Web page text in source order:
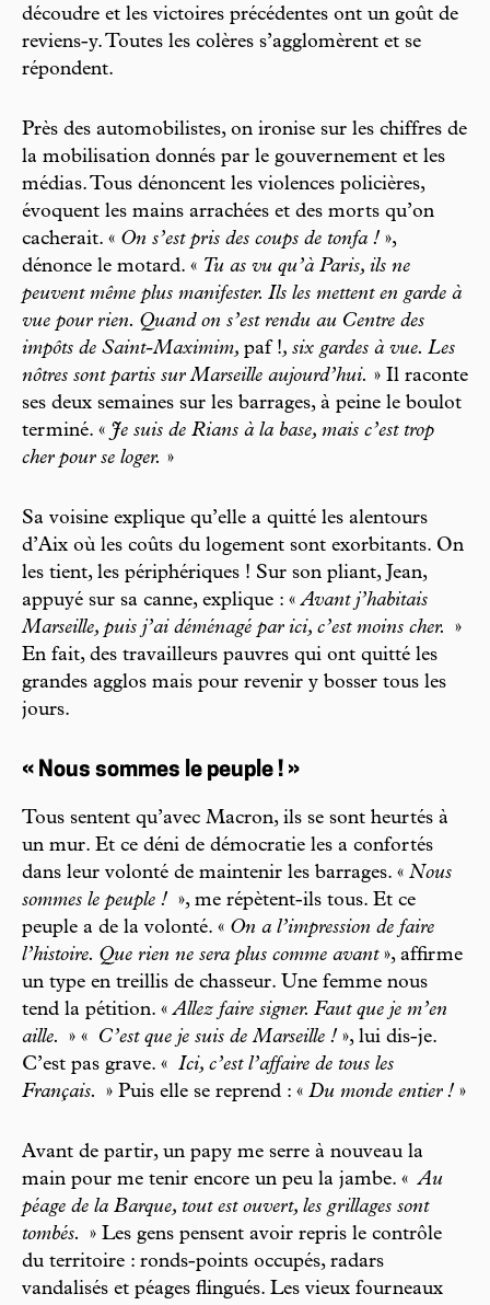
découdre et les victoires précédentes ont un goût de
reviens-y. Toutes les colères s’agglomèrent et se
répondent.
Près des automobilistes, on ironise sur les chiffres de
la mobilisation donnés par le gouvernement et les
médias. Tous dénoncent les violences policières,
évoquent les mains arrachées et des morts qu’on
cacherait. « On s’est pris des coups de tonfa ! »,
dénonce le motard. « Tu as vu qu’à Paris, ils ne
peuvent même plus manifester. Ils les mettent en garde à
vue pour rien. Quand on s’est rendu au Centre des
impôts de Saint-Maximim, paf !, six gardes à vue. Les
nôtres sont partis sur Marseille aujourd’hui. » Il raconte
ses deux semaines sur les barrages, à peine le boulot
terminé. « Je suis de Rians à la base, mais c’est trop
cher pour se loger. »
Sa voisine explique qu’elle a quitté les alentours
d’Aix où les coûts du logement sont exorbitants. On
les tient, les périphériques ! Sur son pliant, Jean,
appuyé sur sa canne, explique : «Avant j’habitais
Marseille, puis j’ai déménagé par ici, c’est moins cher.
»
En fait, des travailleurs pauvres qui ont quitté les
grandes agglos mais pour revenir y bosser tous les
jours.
« Nous sommes le peuple ! »
Tous sentent qu’avec Macron, ils se sont heurtés à
un mur. Et ce déni de démocratie les a confortés
dans leur volonté de maintenir les barrages. « Nous
sommes le peuple ! », me répètent-ils tous. Et ce
peuple a de la volonté. « On a l’impression de faire
l’histoire. Que rien ne sera plus comme avant», affirme
un type en treillis de chasseur. Une femme nous
tend la pétition. «Allez faire signer. Faut que je m’en
aille.
» « C’est que je suis de Marseille ! », lui dis-je.
C’est pas grave. « Ici, c’est l’affaire de tous les
Français.
» Puis elle se reprend : « Du monde entier ! »
Avant de partir, un papy me serre à nouveau la
main pour me tenir encore un peu la jambe. « Au
péage de la Barque, tout est ouvert, les grillages sont
tombés.
» Les gens pensent avoir repris le contrôle
du territoire : ronds-points occupés, radars
vandalisés et péages flingués. Les vieux fourneaux